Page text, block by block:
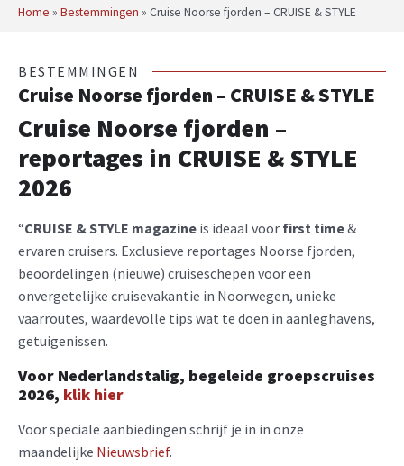
Home » Bestemmingen » Cruise Noorse fjorden – CRUISE & STYLE
BESTEMMINGEN
Cruise Noorse fjorden – CRUISE & STYLE
Cruise Noorse fjorden –
reportages in CRUISE & STYLE
2026
“CRUISE & STYLE magazine is ideaal voor first time&
ervaren cruisers. Exclusieve reportages Noorse fjorden,
beoordelingen (nieuwe) cruiseschepen voor een
onvergetelijke cruisevakantie in Noorwegen, unieke
vaarroutes, waardevolle tips wat te doen in aanleghavens,
getuigenissen.
Voor Nederlandstalig, begeleide groepscruises
2026, klik hier
Voor speciale aanbiedingen schrijf je in in onze
maandelijke Nieuwsbrief.